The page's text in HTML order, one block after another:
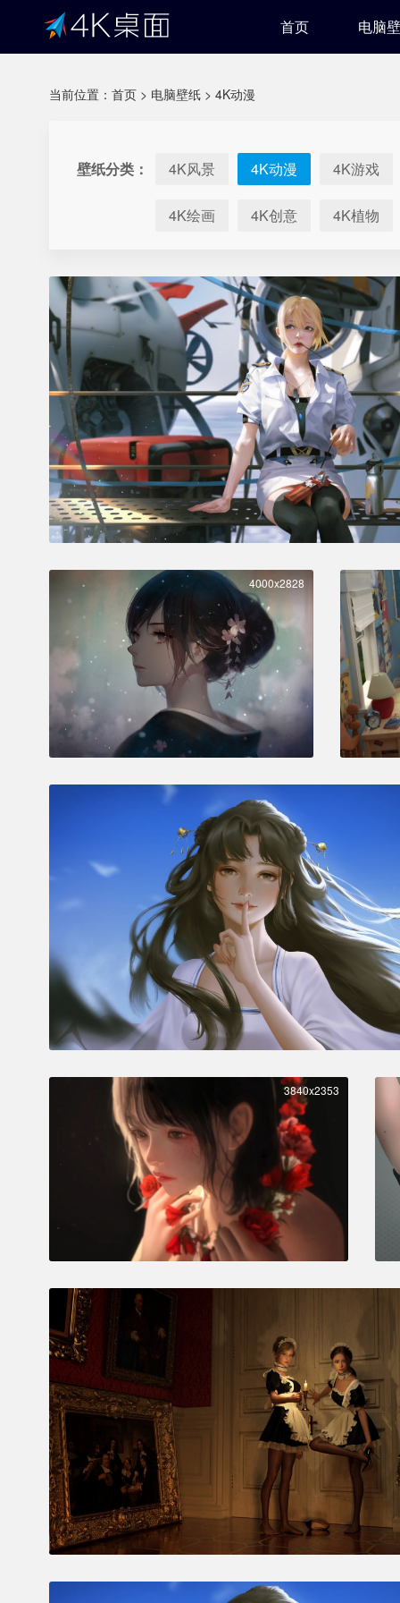
首页 电脑
当前位置： 首页 > 电脑壁纸 > 4K动漫
壁纸分类： 4K风景 4K动漫 4K游戏
4K绘画 4K创意 4K植物
4000x2828
3840x2353